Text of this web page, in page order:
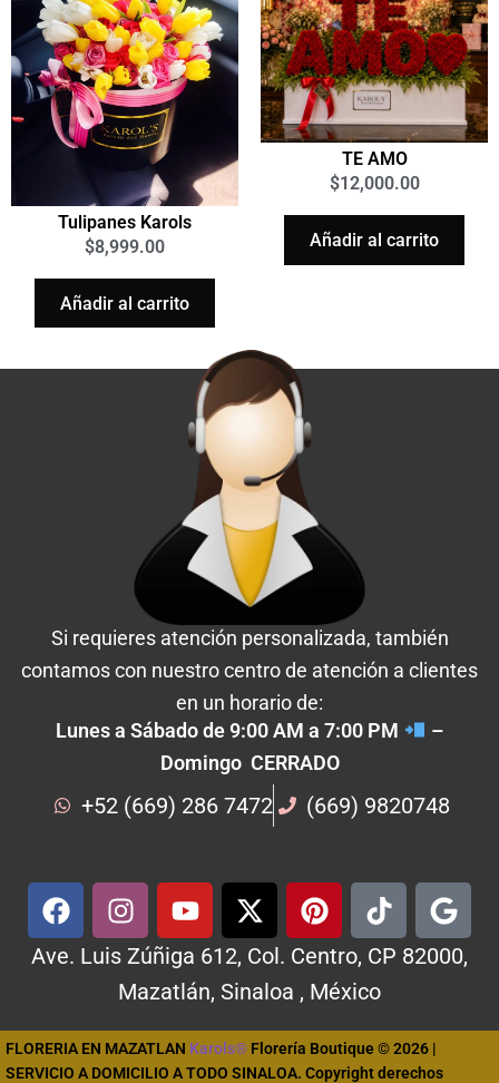
Tulipanes Karols
$8,999.00
Añadir al carrito
TE AMO
$12,000.00
Añadir al carrito
Si requieres atención personalizada, también
contamos con nuestro centro de atención a clientes
en un horario de:
Lunes a Sábado de 9:00 AM a 7:00 PM
–
Domingo CERRADO
+52 (669) 286 7472 (669) 9820748
Ave. Luis Zúñiga 612, Col. Centro, CP 82000,
Mazatlán, Sinaloa , México
FLORERIA EN MAZATLAN Karols® Florería Boutique © 2026 |
SERVICIO A DOMICILIO A TODO SINALOA. Copyright derechos